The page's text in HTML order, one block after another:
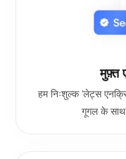
मुफ़्त
हम निःशुल्क 'लेट्स
गूगल के साथ